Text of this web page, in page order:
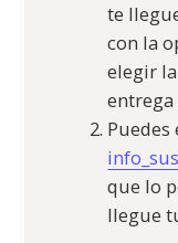
te
con la
elegir
entrega
que lo
llegue